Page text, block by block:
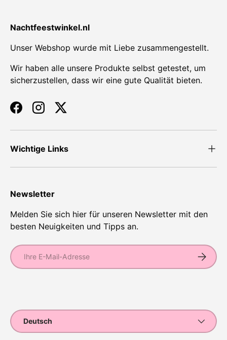
Nachtfeestwinkel.nl
Unser Webshop wurde mit Liebe zusammengestellt.
Wir haben alle unsere Produkte selbst getestet, um
sicherzustellen, dass wir eine gute Qualität bieten.
FacebookInstagramTwitter
Wichtige Links
Newsletter
Melden Sie sich hier für unseren Newsletter mit den
besten Neuigkeiten und Tipps an.
E-Mail
Sprache
Deutsch